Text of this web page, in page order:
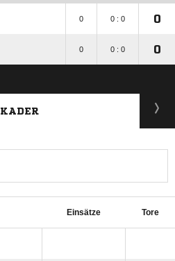
0 0 : 0 0
0 0 : 0 0
KADER
Einsätze Tore